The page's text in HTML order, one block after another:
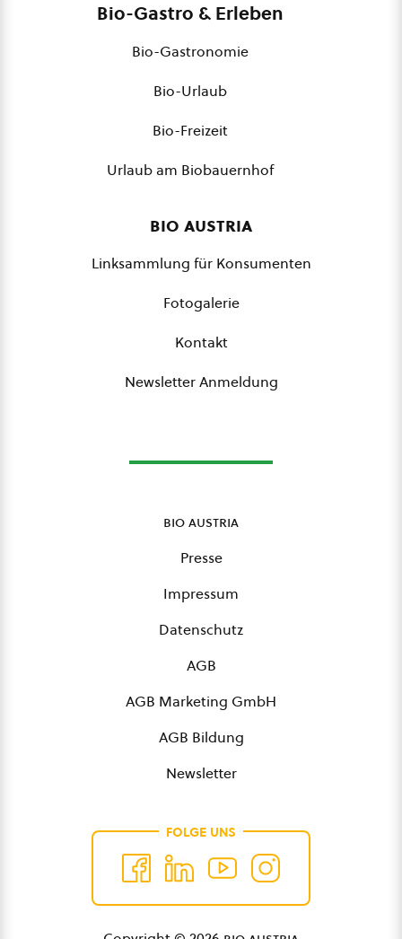
Bio-Gastro & Erleben
Bio-Gastronomie
Bio-Urlaub
Bio-Freizeit
Urlaub am Biobauernhof
bio austria
Linksammlung für Konsumenten
Fotogalerie
Kontakt
Newsletter Anmeldung
bio austria
Presse
Impressum
Datenschutz
AGB
AGB Marketing GmbH
AGB Bildung
Newsletter
FOLGE UNS